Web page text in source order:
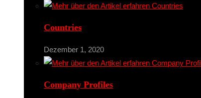
Countries
Dezember 1, 2020
Company Profiles